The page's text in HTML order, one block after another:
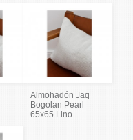
Almohadón Jaq
Bogolan Pearl
65x65 Lino